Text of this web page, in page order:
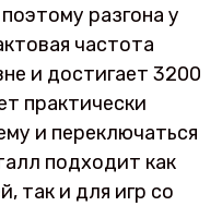
разгона у
частота
и достигает 3200
практически
и переключаться
подходит как
так и для игр со